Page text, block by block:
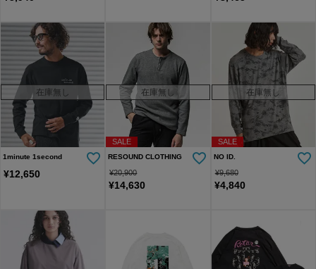
在庫無し
1minute 1second
¥12,650
SALE
在庫無し
RESOUND CLOTHING
¥20,900
¥14,630
SALE
在庫無し
NO ID.
¥9,680
¥4,840